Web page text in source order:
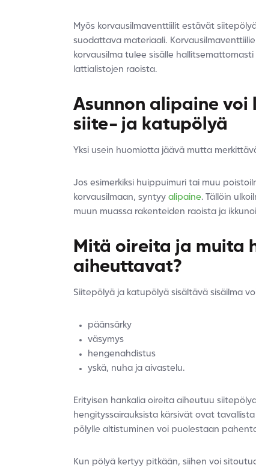
Myös korvausilmaventtiilit estävät
suodattava materiaali.
korvausilma tulee sisälle
lattialistojen raoista.
Asunnon alipaine
siite- ja katupölyä
Yksi usein huomiotta jäävä mutta
Jos esimerkiksi huippuimuri tai muu
korvausilmaan, syntyy alipaine. Tällöin
muun muassa rakenteiden raoista ja
Mitä oireita ja muita
aiheuttavat?
Siitepölyä ja katupölyä sisältävä sisäilma
päänsärky
väsymys
hengenahdistus
yskä, nuha ja aivastelu.
Erityisen hankalia oireita aiheutuu
hengityssairauksista kärsivät ovat
pölylle altistuminen voi puolestaan
Kun pölyä kertyy pitkään, siihen voi